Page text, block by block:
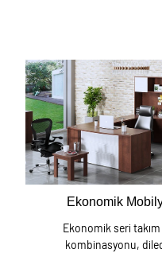
Mobilya Serisi
seri takım elbiselerin
dilediğiniz gibi